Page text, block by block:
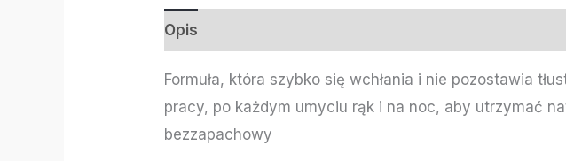
Opis
Formuła, która szybko się wchłania i nie pozostawia
pracy, po każdym umyciu rąk i na noc, aby utrzymać
bezzapachowy